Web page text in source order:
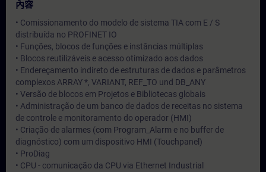
內容
• Comissionamento do modelo de sistema TIA com E / S
distribuída no PROFINET IO
• Funções, blocos de funções e instâncias múltiplas
• Blocos reutilizáveis e acesso otimizado aos dados
• Endereçamento indireto de estruturas de dados e parâmetros
complexos ARRAY *, VARIANT, REF_TO und DB_ANY
• Versão de blocos em Projetos e Bibliotecas globais
• Administração de um banco de dados de receitas no sistema
de controle e monitoramento do operador (HMI)
• Criação de alarmes (com Program_Alarm e no buffer de
diagnóstico) com um dispositivo HMI (Touchpanel)
• ProDiag
• CPU - comunicação da CPU via Ethernet Industrial